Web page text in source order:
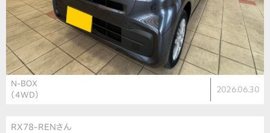
N-BOX
（4WD）
2026.06.30
RX78-RENさん